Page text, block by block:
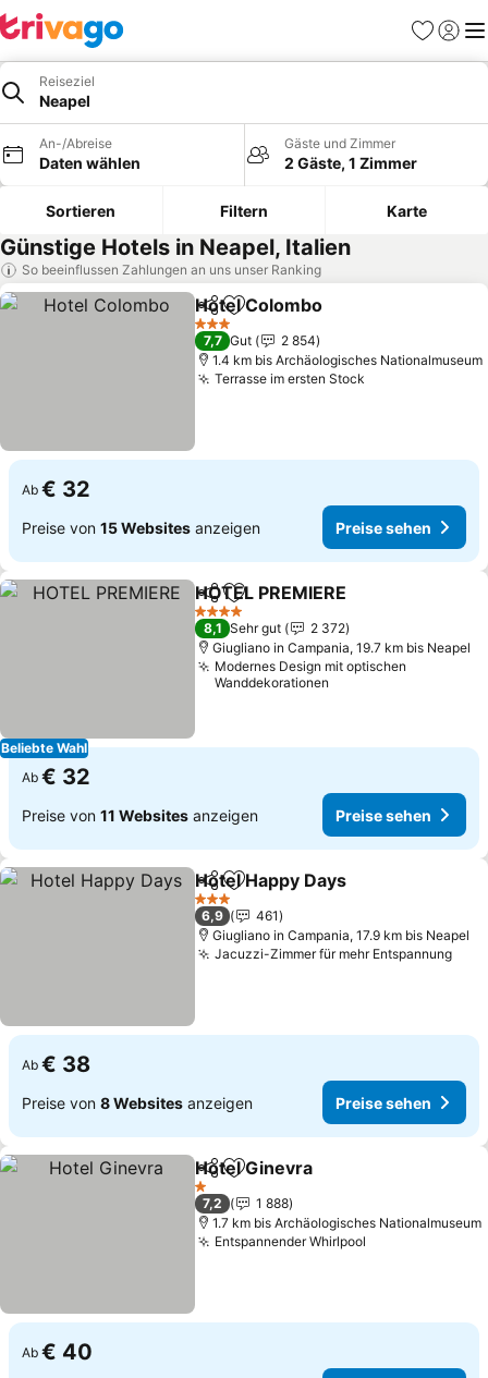
Favoriten
Reiseziel
Neapel
An-/Abreise
Daten wählen
Gäste und Zimmer
2 Gäste, 1 Zimmer
Sortieren Filtern Karte
Günstige Hotels in Neapel, Italien
So beeinflussen Zahlungen an uns unser Ranking
TeilenZu Favoriten hinzufügen
Hotel Colombo
3 Sterne
7,7 Gut
2 854
1.4 km bis Archäologisches Nationalmuseum
Terrasse im ersten Stock
Ab € 32
Preise von 15 Websites anzeigen Preise sehen
Beliebte Wahl
TeilenZu Favoriten hinzufügen
HOTEL PREMIERE
4 Sterne
8,1 Sehr gut
2 372
Giugliano in Campania, 19.7 km bis Neapel
Modernes Design mit optischen
Wanddekorationen
Ab € 32
Preise von 11 Websites anzeigen Preise sehen
TeilenZu Favoriten hinzufügen
Hotel Happy Days
3 Sterne
6,9
461
Giugliano in Campania, 17.9 km bis Neapel
Jacuzzi-Zimmer für mehr Entspannung
Ab € 38
Preise von 8 Websites anzeigen Preise sehen
TeilenZu Favoriten hinzufügen
Hotel Ginevra
1 Sterne
7,2
1 888
1.7 km bis Archäologisches Nationalmuseum
Entspannender Whirlpool
Ab € 40